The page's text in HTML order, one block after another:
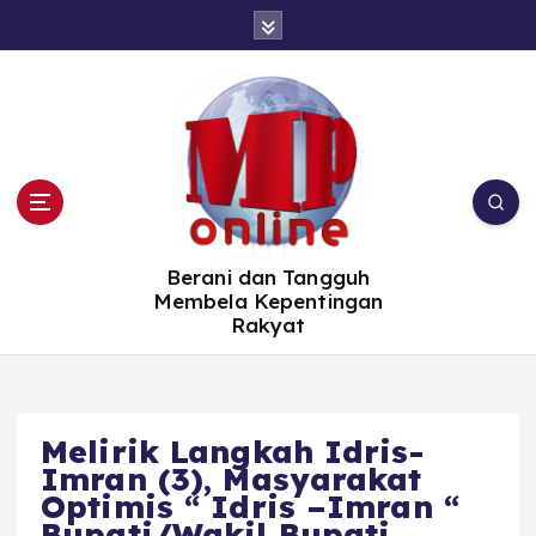
Berani dan Tangguh
Membela Kepentingan
Rakyat
Melirik Langkah Idris-
Imran (3), Masyarakat
Optimis “ Idris –Imran “